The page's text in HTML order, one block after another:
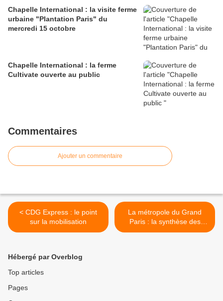
Chapelle International : la visite ferme
urbaine "Plantation Paris" du
mercredi 15 octobre
Chapelle International : la ferme
Cultivate ouverte au public
Commentaires
Ajouter un commentaire
< CDG Express : le point
sur la mobilisation
La métropole du Grand
Paris : la synthèse des
débats >
Hébergé par Overblog
Top articles
Pages